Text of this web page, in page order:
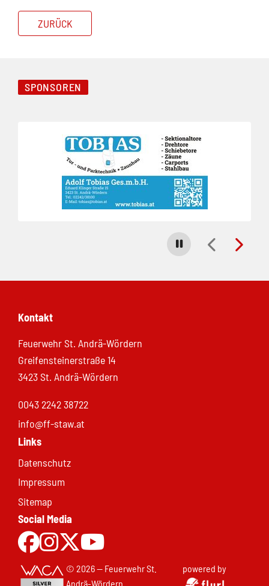
ZURÜCK
SPONSOREN
Carousel stoppen
Kontakt
Feuerwehr St. Andrä-Wördern
Greifensteinerstraße 14
3423 St. Andrä-Wördern
0043 2242 38722
info@ff-staw.at
Links
Datenschutz
Impressum
Sitemap
Social Media
Zur Facebookseite
Zu Instgram
Zu X.com
© 2026 — Feuerwehr St.
Andrä-Wördern
powered by